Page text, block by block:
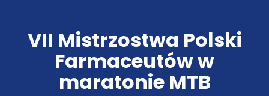
VII Mistrzostwa Polski
Farmaceutów w
maratonie MTB